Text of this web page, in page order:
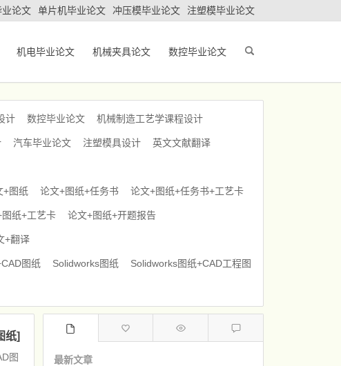
业论文 单片机毕业论文 冲压模毕业论文 注塑模毕业论文
机电毕业论文 机械夹具论文 数控毕业论文
计 数控毕业论文 机械制造工艺学课程设计
汽车毕业论文 注塑模具设计 英文文献翻译
+图纸 论文+图纸+任务书 论文+图纸+任务书+工艺卡
纸+工艺卡 论文+图纸+开题报告
+翻译
图纸 Solidworks图纸 Solidworks图纸+CAD工程图
纸]
图
最新文章